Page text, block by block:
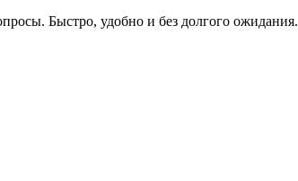
Быстро, удобно и без долгого ожидания.